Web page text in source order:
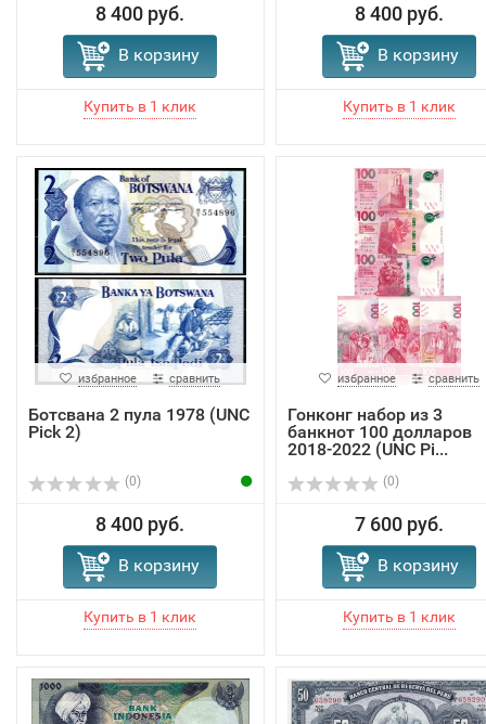
8 400 руб.
В корзину
8 400 руб.
В корзину
избранное сравнить
Ботсвана 2 пула 1978 (UNC
Pick 2)
(0)
8 400 руб.
В корзину
избранное сравнить
Гонконг набор из 3
банкнот 100 долларов
2018-2022 (UNC Pi...
(0)
7 600 руб.
В корзину